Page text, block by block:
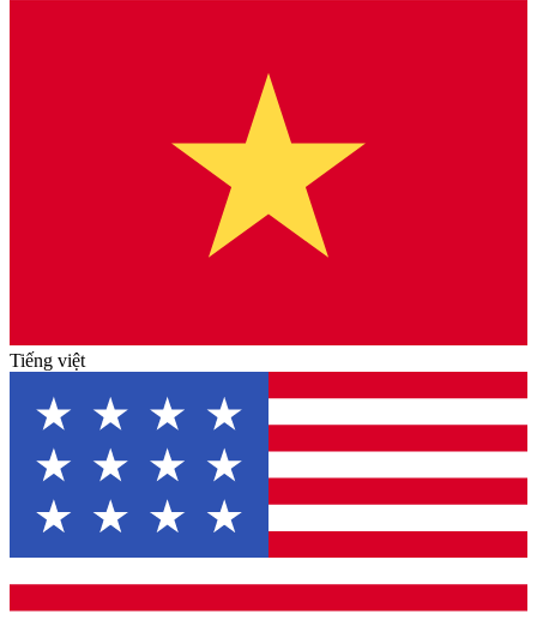
Tiếng việt